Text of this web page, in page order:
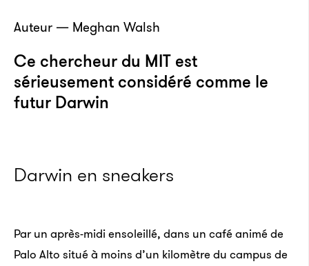
Auteur — Meghan Walsh
Ce chercheur du MIT est
sérieusement considéré comme le
futur Darwin
Darwin en sneakers
Par un après-midi ensoleillé, dans un café animé de
Palo Alto situé à moins d’un kilomètre du campus de